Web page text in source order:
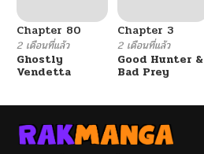
Chapter 80
2 เดือนที่แล้ว
Ghostly
Vendetta
Chapter 3
2 เดือนที่แล้ว
Good Hunter &
Bad Prey